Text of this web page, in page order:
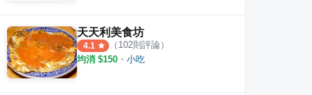
天天利美食坊
4.1 （ 102則評論）
均消 $150 ・ 小吃